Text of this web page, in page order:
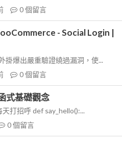
0個留言
- Social Login |
掛爆出嚴重驗證繞過漏洞，使...
0個留言
式基礎觀念
打招呼 def say_hello():...
0個留言